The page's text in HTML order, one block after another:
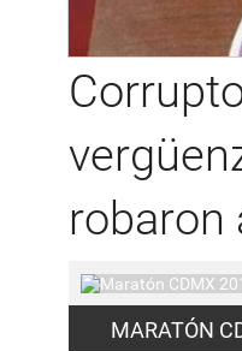
robaron
MARATÓN